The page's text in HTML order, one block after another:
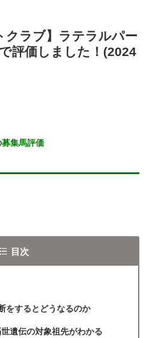
クラブ】ラテラルパー
評価しました！(2024
集馬評価
目次
をするとどうなるのか
遺伝の対象祖先がわかる